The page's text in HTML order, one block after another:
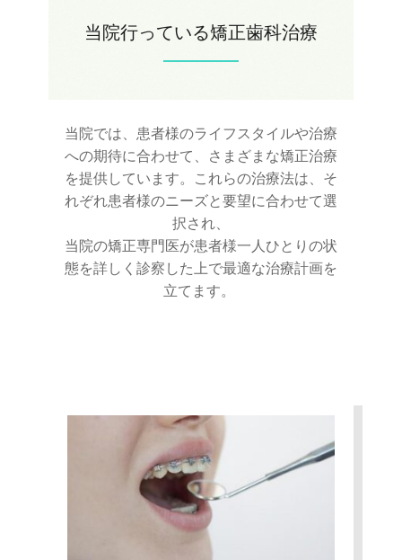
当院行っている矯正歯科治療
当院では、患者様のライフスタイルや治療
への期待に合わせて、さまざまな矯正治療
を提供しています。これらの治療法は、そ
れぞれ患者様のニーズと要望に合わせて選
択され、
当院の矯正専門医が患者様一人ひとりの状
態を詳しく診察した上で最適な治療計画を
立てます。